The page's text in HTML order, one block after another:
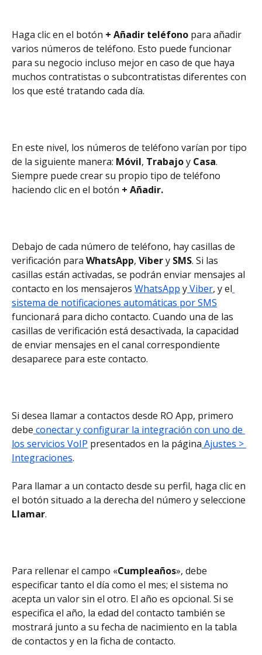
Haga clic en el botón + Añadir teléfono para añadir
varios números de teléfono. Esto puede funcionar
para su negocio incluso mejor en caso de que haya
muchos contratistas o subcontratistas diferentes con
los que esté tratando cada día.
En este nivel, los números de teléfono varían por tipo
de la siguiente manera: Móvil, Trabajo y Casa.
Siempre puede crear su propio tipo de teléfono
haciendo clic en el botón + Añadir.
Debajo de cada número de teléfono, hay casillas de
verificación para WhatsApp, Viber y SMS. Si las
casillas están activadas, se podrán enviar mensajes al
contacto en los mensajeros WhatsApp y Viber, y el
sistema de notificaciones automáticas por SMS
funcionará para dicho contacto. Cuando una de las
casillas de verificación está desactivada, la capacidad
de enviar mensajes en el canal correspondiente
desaparece para este contacto.
Si desea llamar a contactos desde RO App, primero
debe conectar y configurar la integración con uno de
los servicios VoIP presentados en la página Ajustes >
Integraciones.
Para llamar a un contacto desde su perfil, haga clic en
el botón situado a la derecha del número y seleccione
Llamar.
Para rellenar el campo «Cumpleaños», debe
especificar tanto el día como el mes; el sistema no
acepta un valor sin el otro. El año es opcional. Si se
especifica el año, la edad del contacto también se
mostrará junto a su fecha de nacimiento en la tabla
de contactos y en la ficha de contacto.